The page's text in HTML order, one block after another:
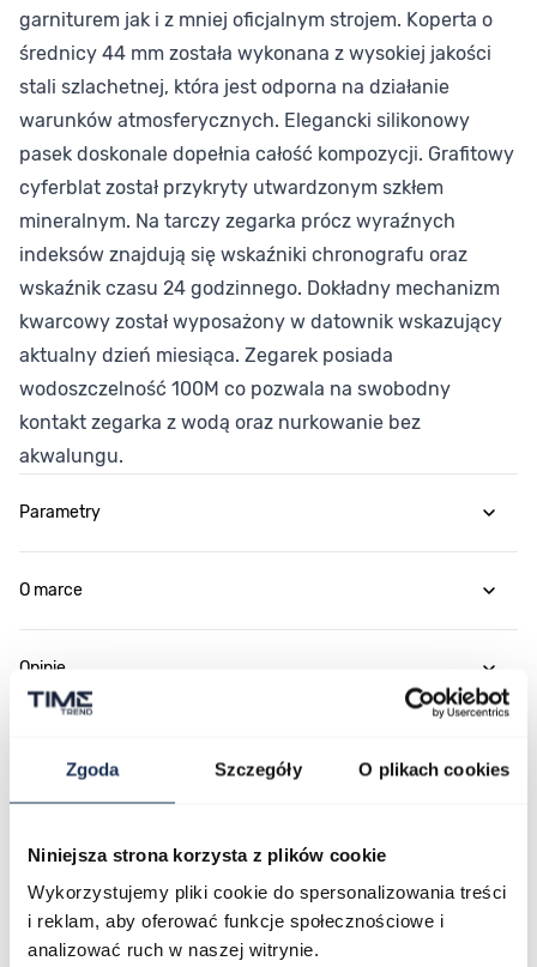
Zgoda Szczegóły O plikach cookies
Niniejsza strona korzysta z plików cookie
Wykorzystujemy pliki cookie do spersonalizowania treści
i reklam, aby oferować funkcje społecznościowe i
analizować ruch w naszej witrynie.
garniturem jak i z mniej oficjalnym strojem. Koperta o
średnicy 44 mm została wykonana z wysokiej jakości
stali szlachetnej, która jest odporna na działanie
warunków atmosferycznych. Elegancki silikonowy
pasek doskonale dopełnia całość kompozycji. Grafitowy
cyferblat został przykryty utwardzonym szkłem
mineralnym. Na tarczy zegarka prócz wyraźnych
indeksów znajdują się wskaźniki chronografu oraz
wskaźnik czasu 24 godzinnego. Dokładny mechanizm
kwarcowy został wyposażony w datownik wskazujący
aktualny dzień miesiąca. Zegarek posiada
wodoszczelność 100M co pozwala na swobodny
kontakt zegarka z wodą oraz nurkowanie bez
akwalungu.
Parametry
O marce
Opinie
Najczęściej kupowane